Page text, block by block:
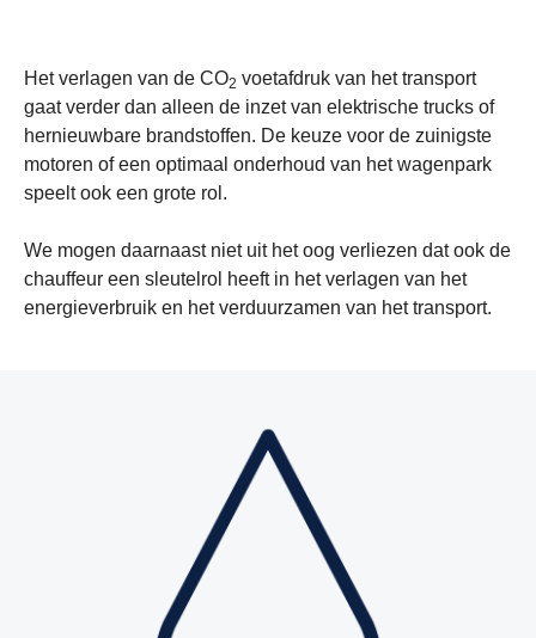
Het verlagen van de CO2 voetafdruk van het transport
gaat verder dan alleen de inzet van elektrische trucks of
hernieuwbare brandstoffen. De keuze voor de zuinigste
motoren of een optimaal onderhoud van het wagenpark
speelt ook een grote rol.
We mogen daarnaast niet uit het oog verliezen dat ook de
chauffeur een sleutelrol heeft in het verlagen van het
energieverbruik en het verduurzamen van het transport.